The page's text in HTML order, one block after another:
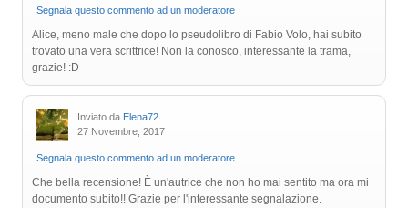
Segnala questo commento ad un moderatore
Alice, meno male che dopo lo pseudolibro di Fabio Volo, hai subito
trovato una vera scrittrice! Non la conosco, interessante la trama,
grazie! :D
Inviato da Elena72
27 Novembre, 2017
Segnala questo commento ad un moderatore
Che bella recensione! È un'autrice che non ho mai sentito ma ora mi
documento subito!! Grazie per l'interessante segnalazione.